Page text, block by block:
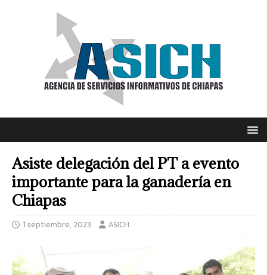
Asiste delegación del PT a evento
importante para la ganadería en
Chiapas
1 septiembre, 2023 ASICH